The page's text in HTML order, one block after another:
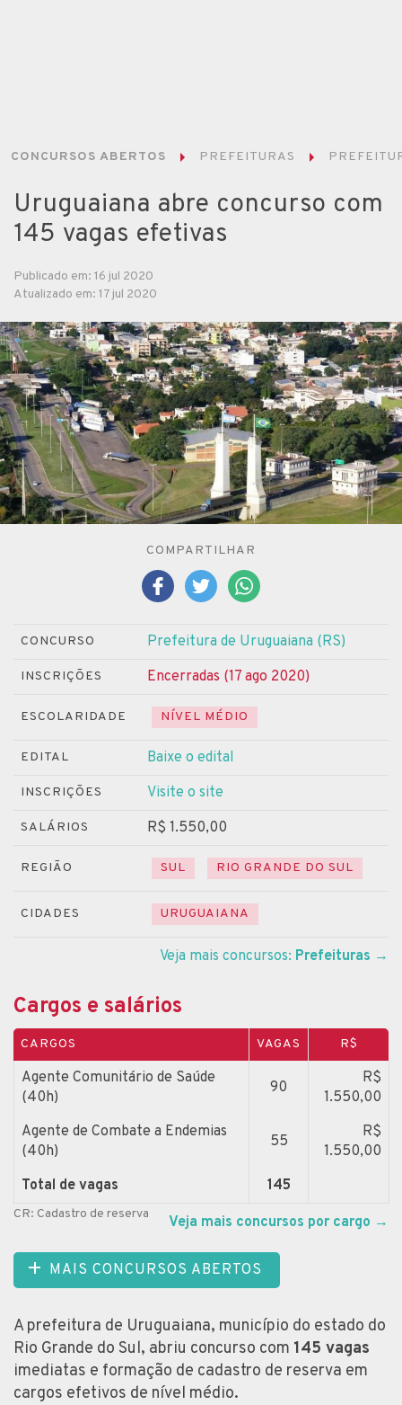
CONCURSOS ABERTOS PREFEITURAS
Uruguaiana abre concurso com
145 vagas efetivas
Publicado em: 16 jul 2020
Atualizado em: 17 jul 2020
COMPARTILHAR
CONCURSO Prefeitura de Uruguaiana (RS)
INSCRIÇÕES Encerradas (17 ago 2020)
ESCOLARIDADE NÍVEL MÉDIO
EDITAL Baixe o edital
INSCRIÇÕES Visite o site
SALÁRIOS R$ 1.550,00
REGIÃO SUL RIO GRANDE DO SUL
CIDADES URUGUAIANA
Veja mais concursos: Prefeituras →
Cargos e salários
CARGOS VAGAS R$
Agente Comunitário de Saúde
(40h)
90
R$
1.550,00
Agente de Combate a Endemias
(40h)
55
R$
1.550,00
Total de vagas
145
CR: Cadastro de reserva Veja mais concursos por cargo →
MAIS CONCURSOS ABERTOS
A prefeitura de Uruguaiana, município do estado do
Rio Grande do Sul, abriu concurso com 145 vagas
imediatas e formação de cadastro de reserva em
cargos efetivos de nível médio.